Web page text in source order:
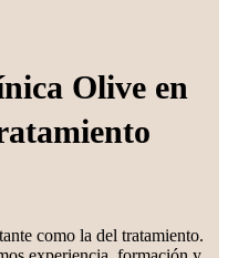
Olive en
como la del tratamiento.